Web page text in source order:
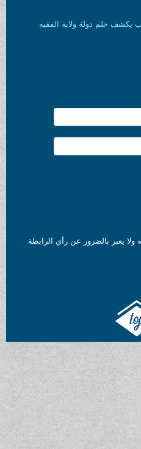
حلم دولة ولاية الفقيه
يعبر بالضرور عن رأي الرابطة